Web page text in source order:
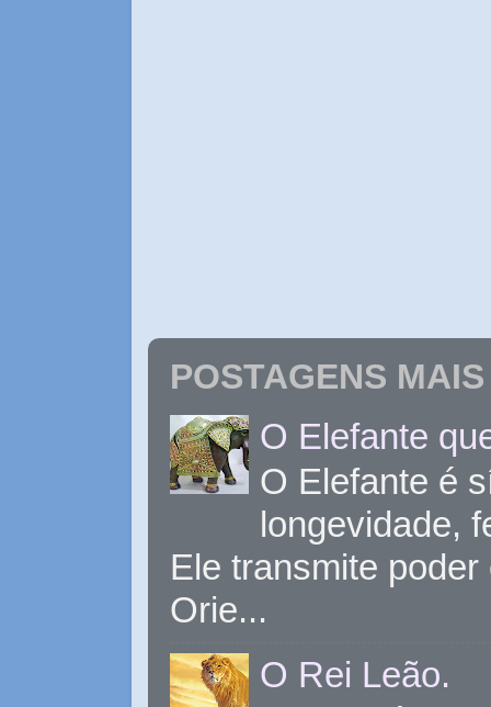
POSTAGENS
O Elefante
O Elefante é
longevidade,
Ele transmite
Orie...
O Rei Leão.